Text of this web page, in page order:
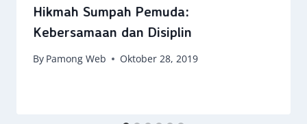
Hikmah Sumpah Pemuda:
Kebersamaan dan Disiplin
By Pamong Web Oktober 28, 2019